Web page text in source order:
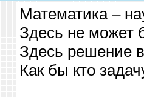
Математика –
Здесь не может
Здесь решение
Как бы кто